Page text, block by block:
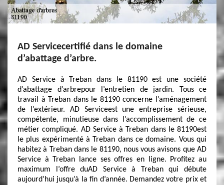
AD Servicecertifié dans le domaine
d’abattage d’arbre.
AD Service à Treban dans le 81190 est une société
d’abattage d’arbrepour l’entretien de jardin. Tous ce
travail à Treban dans le 81190 concerne l’aménagement
de l’extérieur. AD Serviceest une entreprise sérieuse,
compétente, minutieuse dans l’accomplissement de ce
métier compliqué. AD Service à Treban dans le 81190est
le plus expérimenté à Treban dans ce domaine. Vous qui
habitez à Treban dans le 81190, nous vous avisons que AD
Service à Treban lance ses offres en ligne. Profitez au
maximum l’offre duAD Service à Treban qui débute
aujourd’hui jusqu’à la fin d’année. Demandez votre prix et